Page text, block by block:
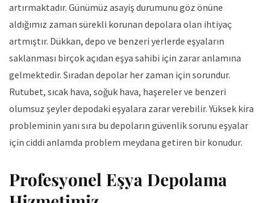
artırmaktadır. Günümüz asayiş durumunu göz önüne
aldığımız zaman sürekli korunan depolara olan ihtiyaç
artmıştır. Dükkan, depo ve benzeri yerlerde eşyaların
saklanması birçok açıdan eşya sahibi için zarar anlamına
gelmektedir. Sıradan depolar her zaman için sorundur.
Rutubet, sıcak hava, soğuk hava, haşereler ve benzeri
olumsuz şeyler depodaki eşyalara zarar verebilir. Yüksek kira
probleminin yanı sıra bu depoların güvenlik sorunu eşyalar
için ciddi anlamda problem meydana getiren bir konudur.
Profesyonel Eşya Depolama